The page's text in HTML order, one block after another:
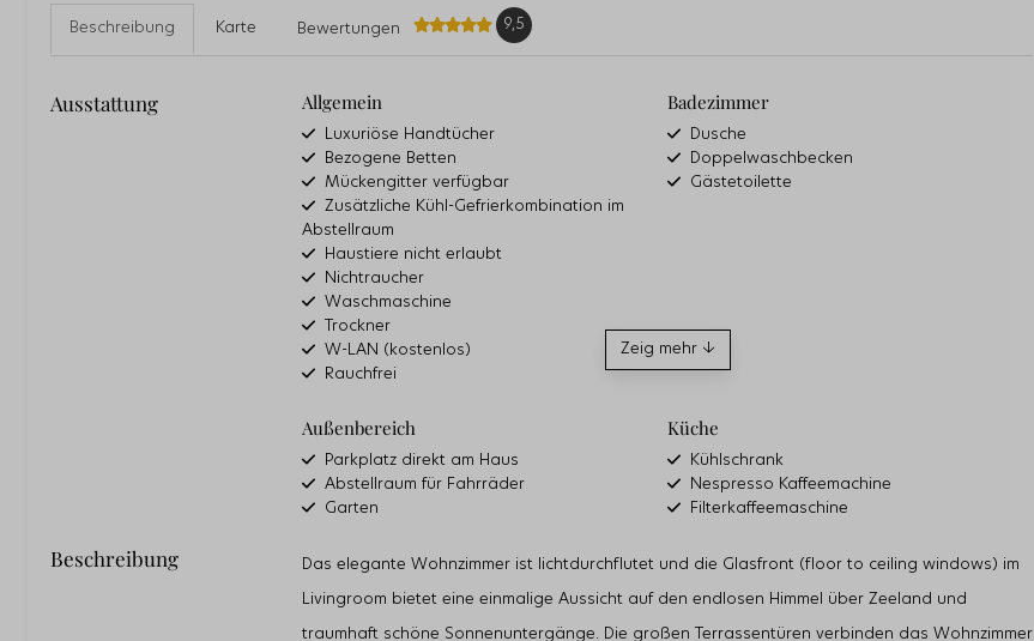
Beschreibung Karte Bewertungen 9,5
Ausstattung Allgemein
Luxuriöse Handtücher
Bezogene Betten
Mückengitter verfügbar
Zusätzliche Kühl-Gefrierkombination im
Abstellraum
Haustiere nicht erlaubt
Nichtraucher
Waschmaschine
Trockner
W-LAN (kostenlos)
Rauchfrei
Badezimmer
Dusche
Doppelwaschbecken
Gästetoilette
Außenbereich
Parkplatz direkt am Haus
Abstellraum für Fahrräder
Garten
Küche
Kühlschrank
Nespresso Kaffeemachine
Filterkaffeemaschine
Geschirrspülmaschine
Lage Schlafzimmer
Zeig mehr ↓
Beschreibung Das elegante Wohnzimmer ist lichtdurchflutet und die Glasfront (floor to ceiling windows) im
Livingroom bietet eine einmalige Aussicht auf den endlosen Himmel über Zeeland und
traumhaft schöne Sonnenuntergänge. Die großen Terrassentüren verbinden das Wohnzimmer